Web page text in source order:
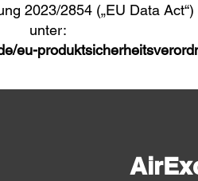
2023/2854 („EU Data Act“)
unter:
eu-